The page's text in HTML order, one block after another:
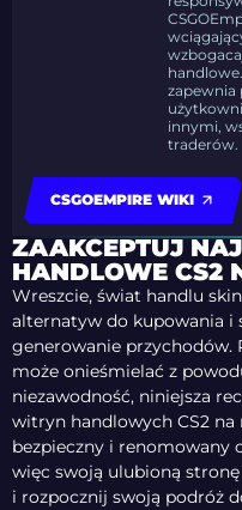
zapewnia
innymi,
traderów.
CSGOEMPIRE WIKI
ZAAKCEPTUJ
HANDLOWE CS2
Wreszcie, świat handlu
alternatyw do kupowania i
generowanie przychodów.
może onieśmielać z
niezawodność, niniejsza
witryn handlowych CS2
bezpieczny i renomowany
więc swoją ulubioną stronę
i rozpocznij swoją podróż